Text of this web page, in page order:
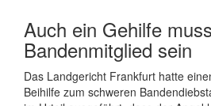
Auch ein Gehilfe muss
Bandenmitglied sein
Das Landgericht Frankfurt hatte
Beihilfe zum schweren